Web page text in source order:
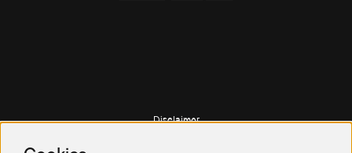
Disclaimer